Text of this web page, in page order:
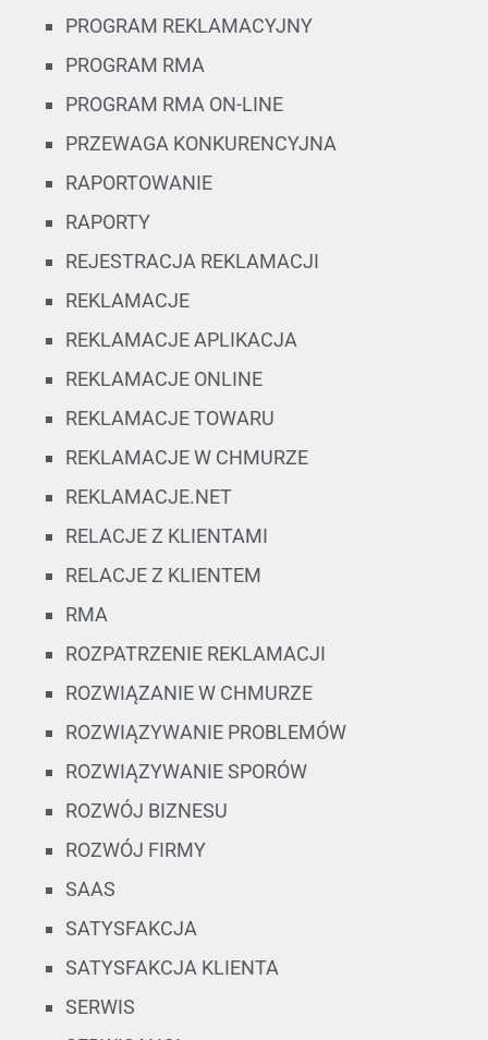
PROGRAM REKLAMACYJNY
PROGRAM RMA
PROGRAM RMA ON-LINE
PRZEWAGA KONKURENCYJNA
RAPORTOWANIE
RAPORTY
REJESTRACJA REKLAMACJI
REKLAMACJE
REKLAMACJE APLIKACJA
REKLAMACJE ONLINE
REKLAMACJE TOWARU
REKLAMACJE W CHMURZE
REKLAMACJE.NET
RELACJE Z KLIENTAMI
RELACJE Z KLIENTEM
RMA
ROZPATRZENIE REKLAMACJI
ROZWIĄZANIE W CHMURZE
ROZWIĄZYWANIE PROBLEMÓW
ROZWIĄZYWANIE SPORÓW
ROZWÓJ BIZNESU
ROZWÓJ FIRMY
SAAS
SATYSFAKCJA
SATYSFAKCJA KLIENTA
SERWIS